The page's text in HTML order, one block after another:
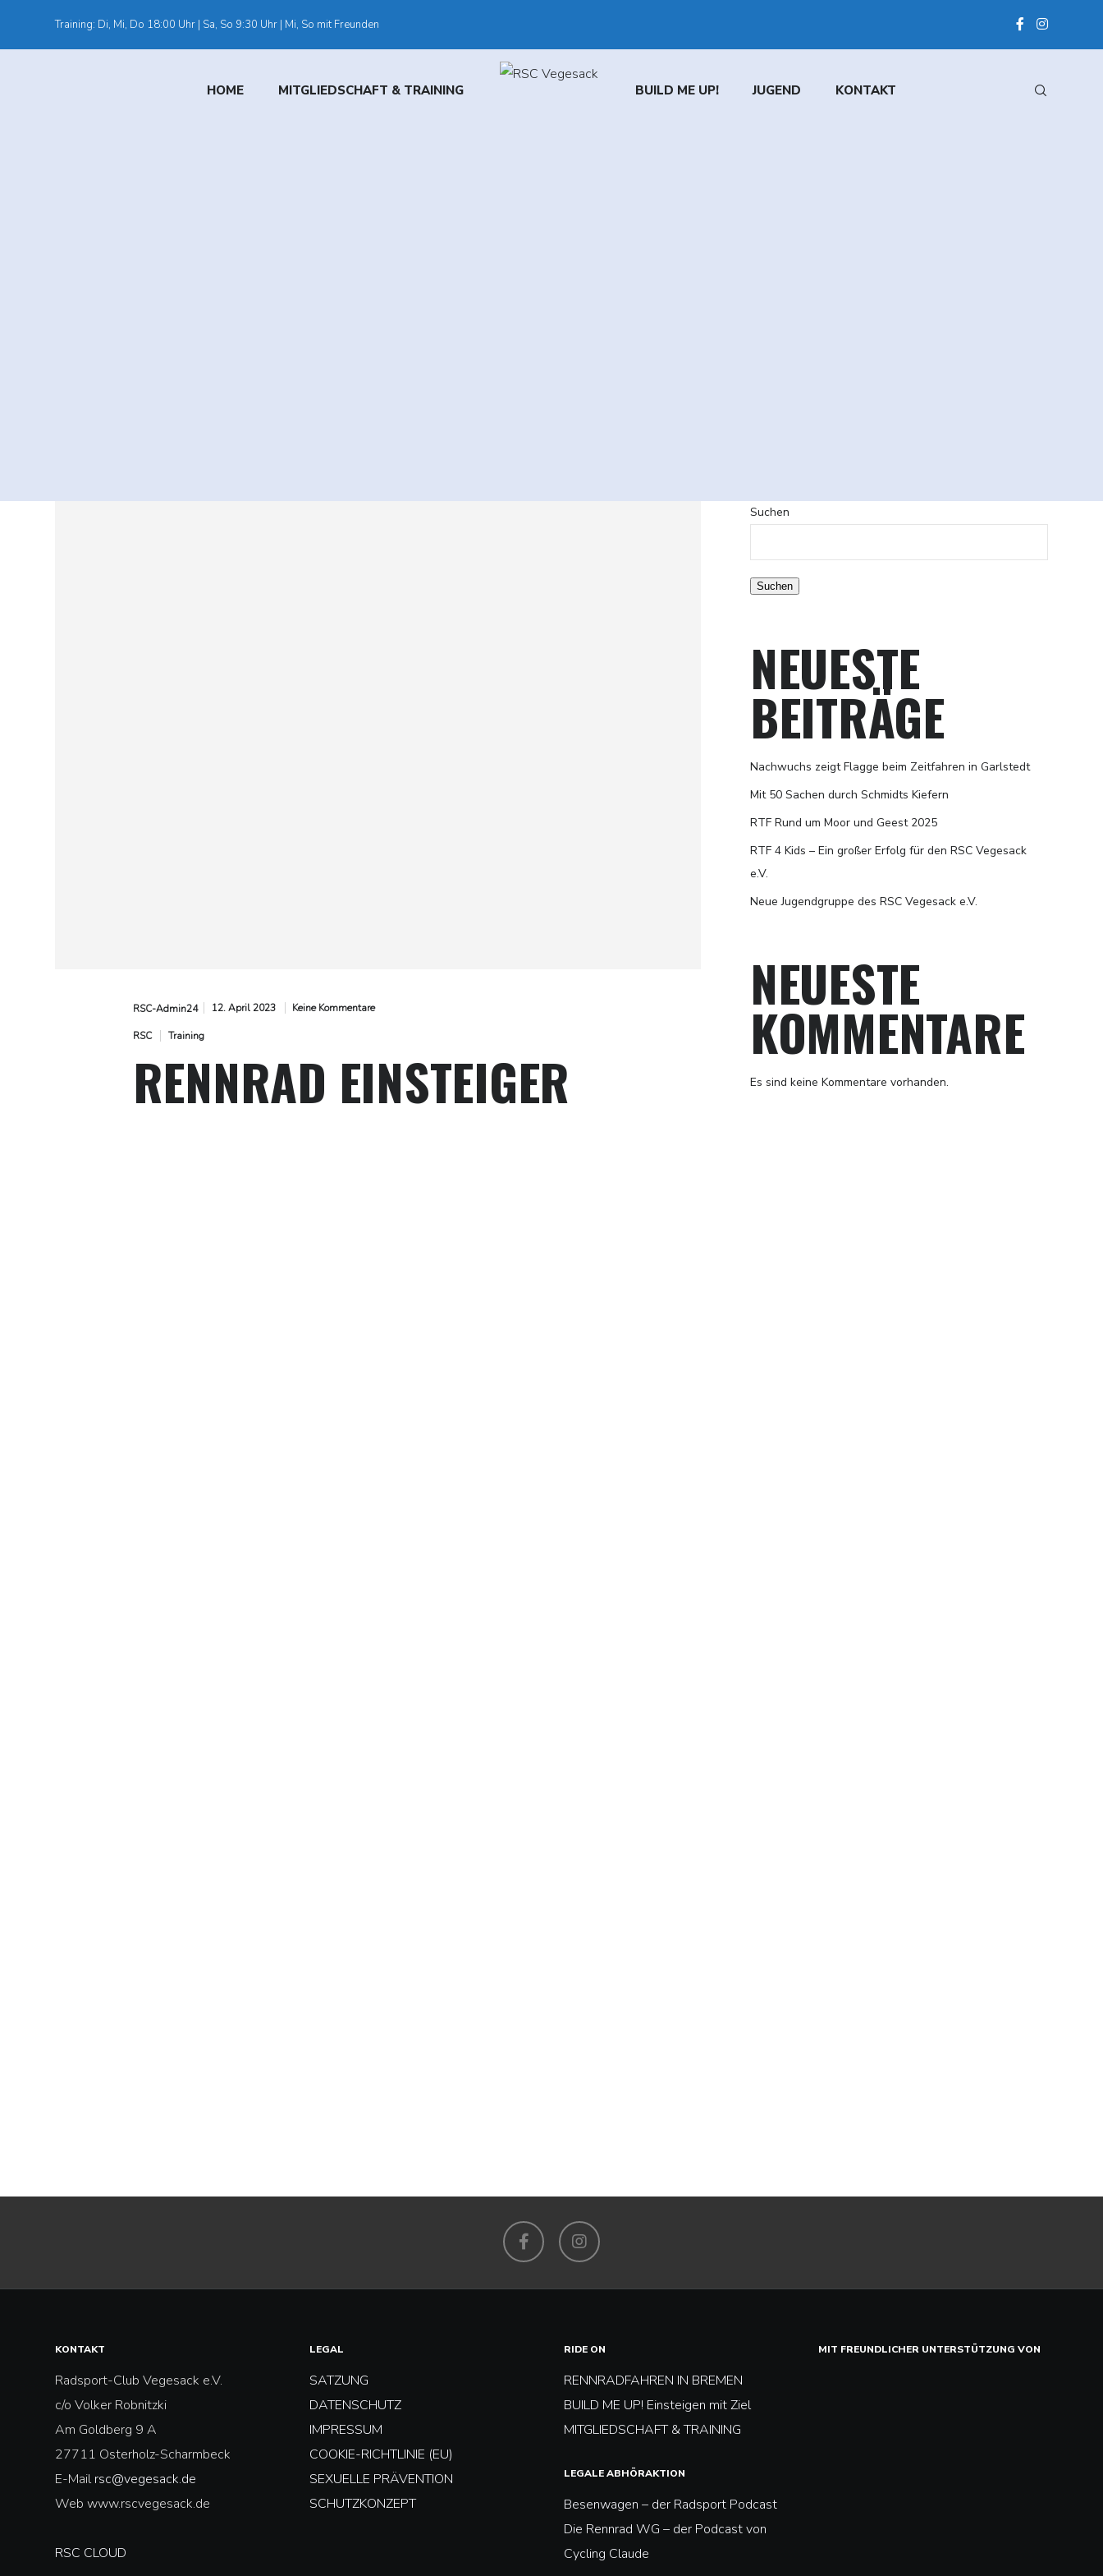
Training: Di, Mi, Do 18:00 Uhr | Sa, So 9:30 Uhr | Mi, So mit Freunden
HOME MITGLIEDSCHAFT & TRAINING BUILD ME UP! JUGEND KONTAKT
RSC-Admin24 12. April 2023 Keine Kommentare
RSC Training
RENNRAD EINSTEIGER
Suchen
Suchen
NEUESTE
BEITRÄGE
Nachwuchs zeigt Flagge beim Zeitfahren in Garlstedt
Mit 50 Sachen durch Schmidts Kiefern
RTF Rund um Moor und Geest 2025
RTF 4 Kids – Ein großer Erfolg für den RSC Vegesack
e.V.
Neue Jugendgruppe des RSC Vegesack e.V.
NEUESTE
KOMMENTARE
Es sind keine Kommentare vorhanden.
KONTAKT
Radsport-Club Vegesack e.V.
c/o Volker Robnitzki
Am Goldberg 9 A
27711 Osterholz-Scharmbeck
E-Mail rsc@vegesack.de
Web www.rscvegesack.de
RSC CLOUD
LEGAL
SATZUNG
DATENSCHUTZ
IMPRESSUM
COOKIE-RICHTLINIE (EU)
SEXUELLE PRÄVENTION
SCHUTZKONZEPT
RIDE ON
RENNRADFAHREN IN BREMEN
BUILD ME UP! Einsteigen mit Ziel
MITGLIEDSCHAFT & TRAINING
LEGALE ABHÖRAKTION
Besenwagen – der Radsport Podcast
Die Rennrad WG – der Podcast von
Cycling Claude
MIT FREUNDLICHER UNTERSTÜTZUNG VON